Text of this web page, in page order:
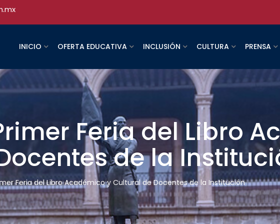
INICIO OFERTA EDUCATIVA INCLUSIÓN CULTURA PRENSA
Feria del Libro
de la
Feria del Libro Académico y Cultural de Docentes de la Institución